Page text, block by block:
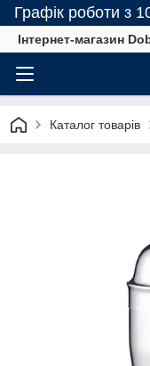
Графік роботи з
Інтернет-магазин
Каталог товарів